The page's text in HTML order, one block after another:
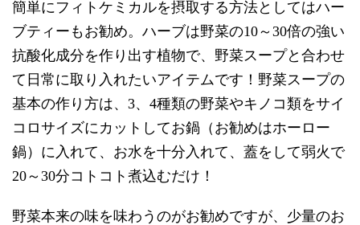
簡単にフィトケミカルを摂取する方法としてはハー
ブティーもお勧め。ハーブは野菜の10～30倍の強い
抗酸化成分を作り出す植物で、野菜スープと合わせ
て日常に取り入れたいアイテムです！野菜スープの
基本の作り方は、3、4種類の野菜やキノコ類をサイ
コロサイズにカットしてお鍋（お勧めはホーロー
鍋）に入れて、お水を十分入れて、蓋をして弱火で
20～30分コトコト煮込むだけ！
野菜本来の味を味わうのがお勧めですが、少量のお